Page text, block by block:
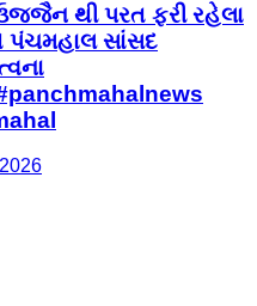
થી પરત ફરી રહેલા
પંચમહાલ સાંસદ